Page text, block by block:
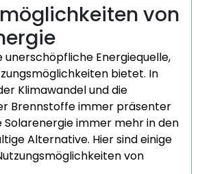
von
unerschöpfliche Energiequelle,
bietet. In
Klimawandel und die
Brennstoffe immer präsenter
Solarenergie immer mehr in den
Alternative. Hier sind einige
von